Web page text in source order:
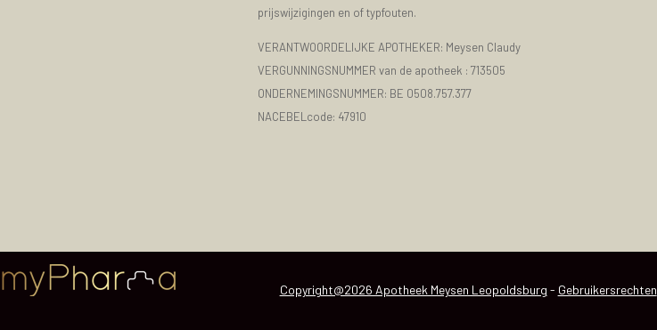
prijswijzigingen en of typfouten.
VERANTWOORDELIJKE APOTHEKER: Meysen Claudy
VERGUNNINGSNUMMER van de apotheek : 713505
ONDERNEMINGSNUMMER: BE 0508.757.377
NACEBELcode: 47910
Copyright@2026 Apotheek Meysen Leopoldsburg - Gebruikersrechten